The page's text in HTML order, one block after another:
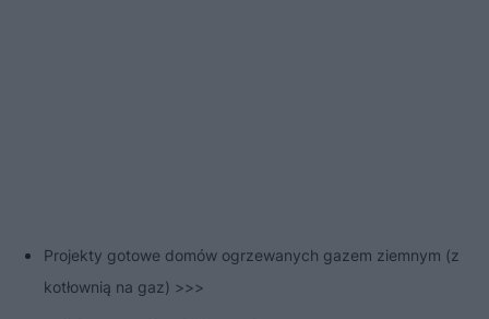
Projekty gotowe domów ogrzewanych gazem ziemnym (z
kotłownią na gaz) >>>